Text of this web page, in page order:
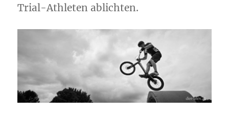
Trial-Athleten ablichten.